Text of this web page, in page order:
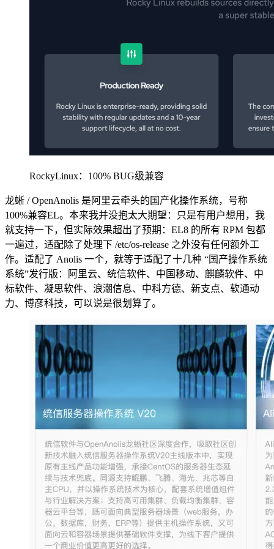
RockyLinux：100% BUG级兼容
龙蜥 / OpenAnolis 是阿里云牵头的国产化操作系统，号称
100%兼容EL。本来我并没抱太大期望：只是有用户想用，我
就支持一下，但实际效果超出了预期：EL8 的所有 RPM 包都
一遍过，适配除了处理下 /etc/os-release 之外没有任何额外工
作。适配了 Anolis 一个，就等于适配了十几种 “国产操作系统
系统”发行版：阿里云、统信软件、中国移动、麒麟软件、中
标软件、凝思软件、浪潮信息、中科方德、新支点、软通动
力、博彦科技，可以说是很划算了。